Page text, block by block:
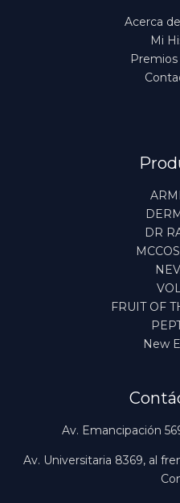
Acerca
Mi
DR
FRUIT OF
New
Av. Emancipación
Av. Universitaria 8369, al